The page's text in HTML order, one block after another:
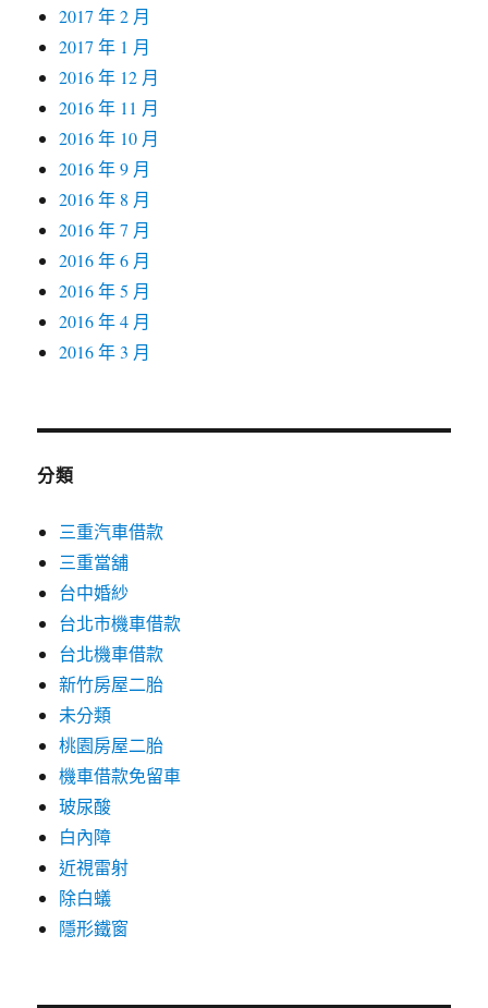
2017 年 2 月
2017 年 1 月
2016 年 12 月
2016 年 11 月
2016 年 10 月
2016 年 9 月
2016 年 8 月
2016 年 7 月
2016 年 6 月
2016 年 5 月
2016 年 4 月
2016 年 3 月
分類
三重汽車借款
三重當舖
台中婚紗
台北市機車借款
台北機車借款
新竹房屋二胎
未分類
桃園房屋二胎
機車借款免留車
玻尿酸
白內障
近視雷射
除白蟻
隱形鐵窗